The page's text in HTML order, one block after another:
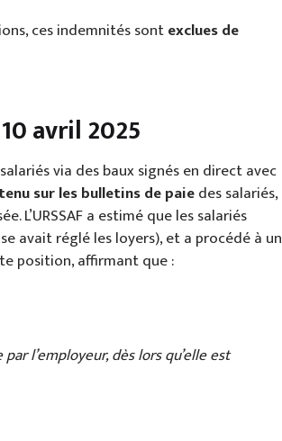
ces indemnités sontexclues de
avril 2025
via des baux signés en direct avec
sur les bulletins de paiedes salariés,
a estimé que les salariés
avait réglé les loyers), et a procédé à un
position, affirmant que :
l’employeur, dès lors qu’elle est